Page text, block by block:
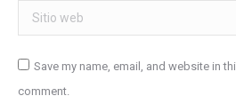
Sitio web
Save my name, email, and website in
comment.